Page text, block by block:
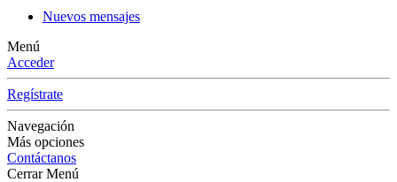
Nuevos mensajes
Menú
Acceder
Regístrate
Navegación
Más opciones
Contáctanos
Cerrar Menú